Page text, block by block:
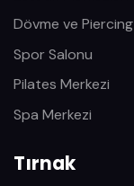
Dövme ve Piercing
Spor Salonu
Pilates Merkezi
Spa Merkezi
Tırnak